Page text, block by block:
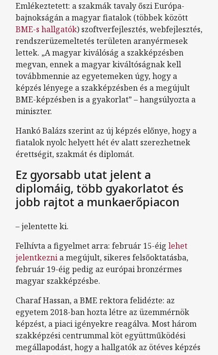
Emlékeztetett: a szakmák tavaly őszi Európa-
bajnokságán a magyar fiatalok (többek között
BME-s hallgatók) szoftverfejlesztés, webfejlesztés,
rendszerüzemeltetés területen aranyérmesek
lettek. „A magyar kiválóság a szakképzésben
megvan, ennek a magyar kiváltóságnak kell
továbbmennie az egyetemeken úgy, hogy a
képzés lényege a szakképzésben és a megújult
BME-képzésben is a gyakorlat” – hangsúlyozta a
miniszter.
Hankó Balázs szerint az új képzés előnye, hogy a
fiatalok nyolc helyett hét év alatt szerezhetnek
érettségit, szakmát és diplomát.
Ez gyorsabb utat jelent a
diplomáig, több gyakorlatot és
jobb rajtot a munkaerőpiacon
– jelentette ki.
Felhívta a figyelmet arra: február 15-éig lehet
jelentkezni a megújult, sikeres felsőoktatásba,
február 19-éig pedig az európai bronzérmes
magyar szakképzésbe.
Charaf Hassan, a BME rektora felidézte: az
egyetem 2018-ban hozta létre az üzemmérnök
képzést, a piaci igényekre reagálva. Most három
szakképzési centrummal köt együttműködési
megállapodást, hogy a hallgatók az ötéves képzés